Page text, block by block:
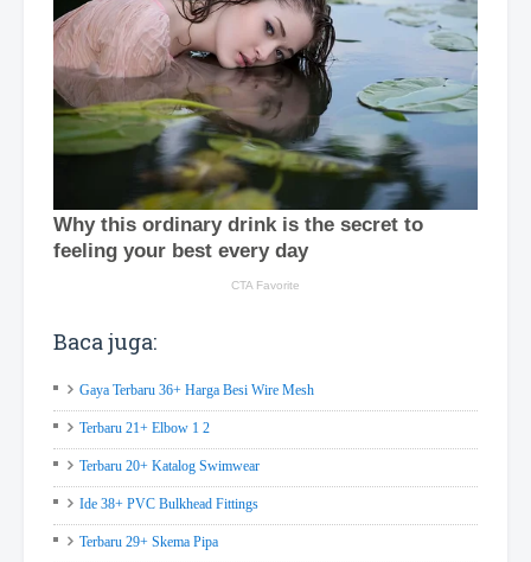
Baca juga:
Gaya Terbaru 36+ Harga Besi Wire Mesh
Terbaru 21+ Elbow 1 2
Terbaru 20+ Katalog Swimwear
Ide 38+ PVC Bulkhead Fittings
Terbaru 29+ Skema Pipa